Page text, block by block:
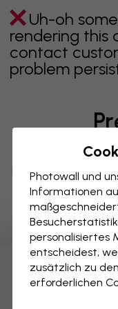
Uh-oh
rendering this
contact
problem
Wir teilen gerne
Interior Design,
hochauflösende
Zu unserem
Wenn Sie Fragen
Photowall und
Informationen
personalisiertes
entscheidest,
zusätzlich zu
erforderlichen